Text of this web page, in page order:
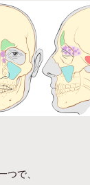
つで、